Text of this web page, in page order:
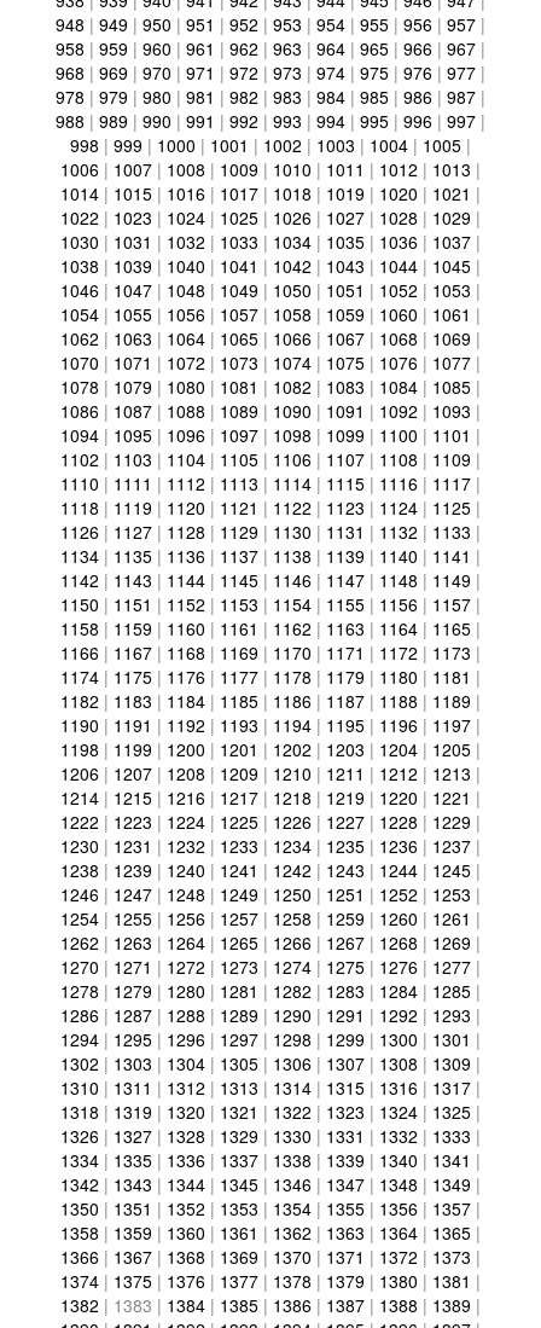
948 | 949 | 950 | 951 | 952 | 953 | 954 | 955 | 956 | 957 |
958 | 959 | 960 | 961 | 962 | 963 | 964 | 965 | 966 | 967 |
968 | 969 | 970 | 971 | 972 | 973 | 974 | 975 | 976 | 977 |
978 | 979 | 980 | 981 | 982 | 983 | 984 | 985 | 986 | 987 |
988 | 989 | 990 | 991 | 992 | 993 | 994 | 995 | 996 | 997 |
998 | 999 | 1000 | 1001 | 1002 | 1003 | 1004 | 1005 |
1006 | 1007 | 1008 | 1009 | 1010 | 1011 | 1012 | 1013 |
1014 | 1015 | 1016 | 1017 | 1018 | 1019 | 1020 | 1021 |
1022 | 1023 | 1024 | 1025 | 1026 | 1027 | 1028 | 1029 |
1030 | 1031 | 1032 | 1033 | 1034 | 1035 | 1036 | 1037 |
1038 | 1039 | 1040 | 1041 | 1042 | 1043 | 1044 | 1045 |
1046 | 1047 | 1048 | 1049 | 1050 | 1051 | 1052 | 1053 |
1054 | 1055 | 1056 | 1057 | 1058 | 1059 | 1060 | 1061 |
1062 | 1063 | 1064 | 1065 | 1066 | 1067 | 1068 | 1069 |
1070 | 1071 | 1072 | 1073 | 1074 | 1075 | 1076 | 1077 |
1078 | 1079 | 1080 | 1081 | 1082 | 1083 | 1084 | 1085 |
1086 | 1087 | 1088 | 1089 | 1090 | 1091 | 1092 | 1093 |
1094 | 1095 | 1096 | 1097 | 1098 | 1099 | 1100 | 1101 |
1102 | 1103 | 1104 | 1105 | 1106 | 1107 | 1108 | 1109 |
1110 | 1111 | 1112 | 1113 | 1114 | 1115 | 1116 | 1117 |
1118 | 1119 | 1120 | 1121 | 1122 | 1123 | 1124 | 1125 |
1126 | 1127 | 1128 | 1129 | 1130 | 1131 | 1132 | 1133 |
1134 | 1135 | 1136 | 1137 | 1138 | 1139 | 1140 | 1141 |
1142 | 1143 | 1144 | 1145 | 1146 | 1147 | 1148 | 1149 |
1150 | 1151 | 1152 | 1153 | 1154 | 1155 | 1156 | 1157 |
1158 | 1159 | 1160 | 1161 | 1162 | 1163 | 1164 | 1165 |
1166 | 1167 | 1168 | 1169 | 1170 | 1171 | 1172 | 1173 |
1174 | 1175 | 1176 | 1177 | 1178 | 1179 | 1180 | 1181 |
1182 | 1183 | 1184 | 1185 | 1186 | 1187 | 1188 | 1189 |
1190 | 1191 | 1192 | 1193 | 1194 | 1195 | 1196 | 1197 |
1198 | 1199 | 1200 | 1201 | 1202 | 1203 | 1204 | 1205 |
1206 | 1207 | 1208 | 1209 | 1210 | 1211 | 1212 | 1213 |
1214 | 1215 | 1216 | 1217 | 1218 | 1219 | 1220 | 1221 |
1222 | 1223 | 1224 | 1225 | 1226 | 1227 | 1228 | 1229 |
1230 | 1231 | 1232 | 1233 | 1234 | 1235 | 1236 | 1237 |
1238 | 1239 | 1240 | 1241 | 1242 | 1243 | 1244 | 1245 |
1246 | 1247 | 1248 | 1249 | 1250 | 1251 | 1252 | 1253 |
1254 | 1255 | 1256 | 1257 | 1258 | 1259 | 1260 | 1261 |
1262 | 1263 | 1264 | 1265 | 1266 | 1267 | 1268 | 1269 |
1270 | 1271 | 1272 | 1273 | 1274 | 1275 | 1276 | 1277 |
1278 | 1279 | 1280 | 1281 | 1282 | 1283 | 1284 | 1285 |
1286 | 1287 | 1288 | 1289 | 1290 | 1291 | 1292 | 1293 |
1294 | 1295 | 1296 | 1297 | 1298 | 1299 | 1300 | 1301 |
1302 | 1303 | 1304 | 1305 | 1306 | 1307 | 1308 | 1309 |
1310 | 1311 | 1312 | 1313 | 1314 | 1315 | 1316 | 1317 |
1318 | 1319 | 1320 | 1321 | 1322 | 1323 | 1324 | 1325 |
1326 | 1327 | 1328 | 1329 | 1330 | 1331 | 1332 | 1333 |
1334 | 1335 | 1336 | 1337 | 1338 | 1339 | 1340 | 1341 |
1342 | 1343 | 1344 | 1345 | 1346 | 1347 | 1348 | 1349 |
1350 | 1351 | 1352 | 1353 | 1354 | 1355 | 1356 | 1357 |
1358 | 1359 | 1360 | 1361 | 1362 | 1363 | 1364 | 1365 |
1366 | 1367 | 1368 | 1369 | 1370 | 1371 | 1372 | 1373 |
1374 | 1375 | 1376 | 1377 | 1378 | 1379 | 1380 | 1381 |
1382 | 1383 | 1384 | 1385 | 1386 | 1387 | 1388 | 1389 |